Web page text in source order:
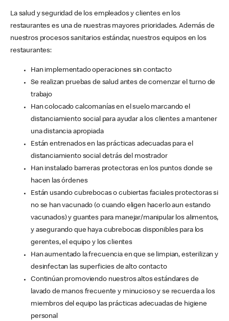
La salud y seguridad de los empleados y clientes en los
restaurantes es una de nuestras mayores prioridades. Además de
nuestros procesos sanitarios estándar, nuestros equipos en los
restaurantes:
Han implementado operaciones sin contacto
Se realizan pruebas de salud antes de comenzar el turno de
trabajo
Han colocado calcomanías en el suelo marcando el
distanciamiento social para ayudar a los clientes a mantener
una distancia apropiada
Están entrenados en las prácticas adecuadas para el
distanciamiento social detrás del mostrador
Han instalado barreras protectoras en los puntos donde se
hacen las órdenes
Están usando cubrebocas o cubiertas faciales protectoras si
no se han vacunado (o cuando eligen hacerlo aun estando
vacunados) y guantes para manejar/manipular los alimentos,
y asegurando que haya cubrebocas disponibles para los
gerentes, el equipo y los clientes
Han aumentado la frecuencia en que se limpian, esterilizan y
desinfectan las superficies de alto contacto
Continúan promoviendo nuestros altos estándares de
lavado de manos frecuente y minucioso y se recuerda a los
miembros del equipo las prácticas adecuadas de higiene
personal